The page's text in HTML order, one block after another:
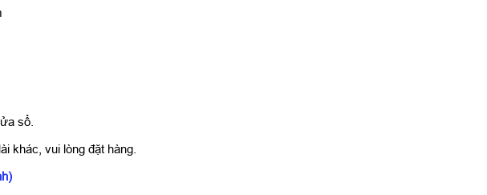
sổ.
khác, vui lòng đặt hàng.